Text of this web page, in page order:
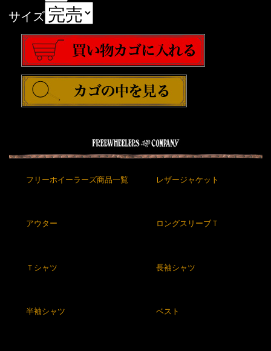
サイズ
フリーホイーラーズ商品一覧 レザージャケット
アウター ロングスリーブＴ
Ｔシャツ 長袖シャツ
半袖シャツ ベスト